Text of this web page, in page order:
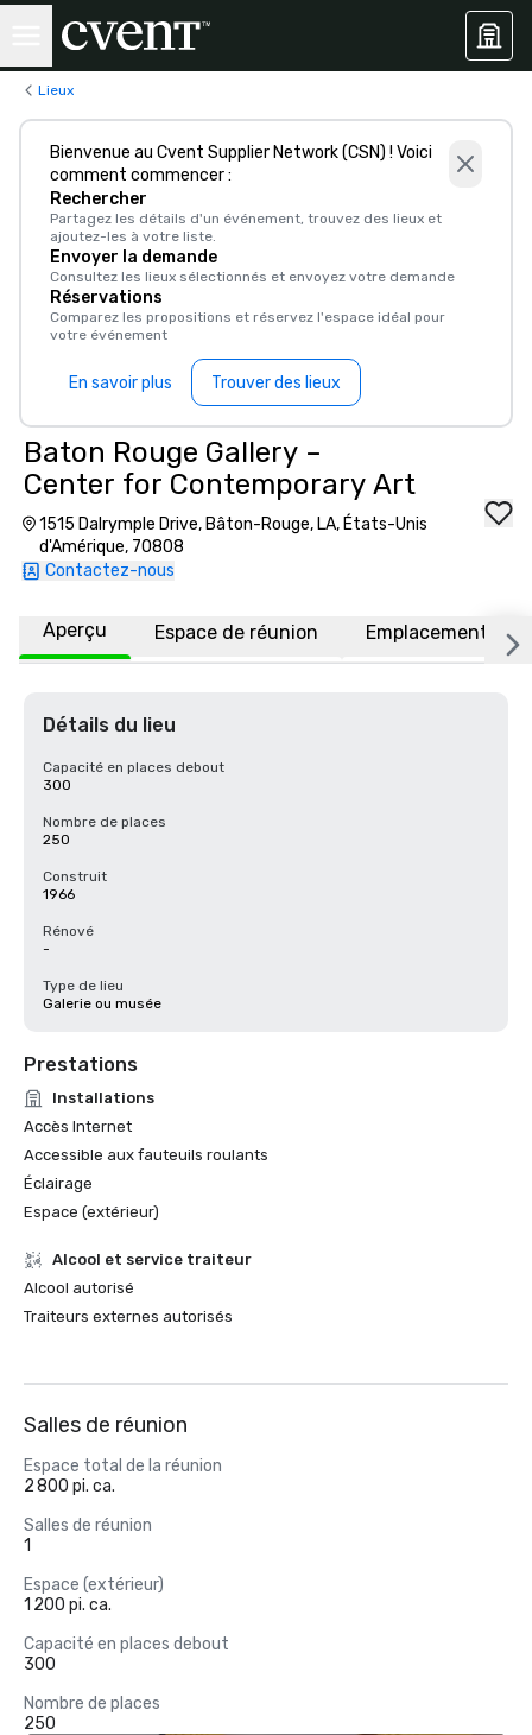
Lieux
Bienvenue au Cvent Supplier Network (CSN) ! Voici
comment commencer :
Rechercher
Partagez les détails d'un événement, trouvez des lieux et
ajoutez-les à votre liste.
Envoyer la demande
Consultez les lieux sélectionnés et envoyez votre demande
Réservations
Comparez les propositions et réservez l'espace idéal pour
votre événement
En savoir plus Trouver des lieux
Baton Rouge Gallery –
Center for Contemporary Art
1515 Dalrymple Drive, Bâton-Rouge, LA, États-Unis
d'Amérique, 70808
Contactez-nous
Aperçu Espace de réunion Emplacement
Détails du lieu
Capacité en places debout
300
Nombre de places
250
Construit
1966
Rénové
-
Type de lieu
Galerie ou musée
Prestations
Installations
Accès Internet
Accessible aux fauteuils roulants
Éclairage
Espace (extérieur)
Alcool et service traiteur
Alcool autorisé
Traiteurs externes autorisés
Salles de réunion
Espace total de la réunion
2 800 pi. ca.
Salles de réunion
1
Espace (extérieur)
1 200 pi. ca.
Capacité en places debout
300
Nombre de places
250